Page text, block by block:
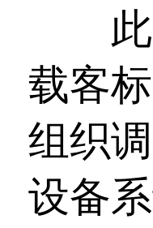
此次
载客
组织
设备